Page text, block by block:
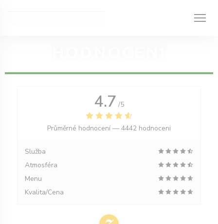
4.7 /5
Průměrné hodnocení — 4442 hodnoceni
Služba
Atmosféra
Menu
Kvalita/Cena